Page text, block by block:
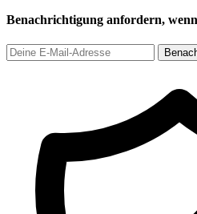
Benachrichtigung anfordern,